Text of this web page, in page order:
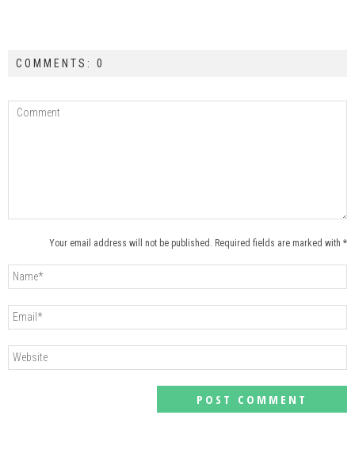
COMMENTS: 0
Your email address will not be published. Required fields are marked with *